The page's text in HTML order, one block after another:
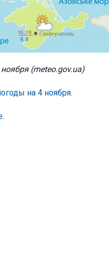
(meteo.gov.ua)
на 4 ноября.
.